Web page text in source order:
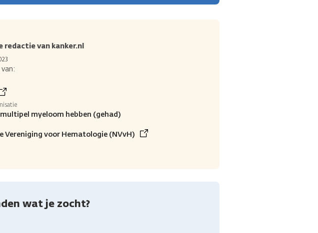
redactie van kanker.nl
multipel myeloom hebben (gehad)
Vereniging voor Hematologie (NVvH)
wat je zocht?